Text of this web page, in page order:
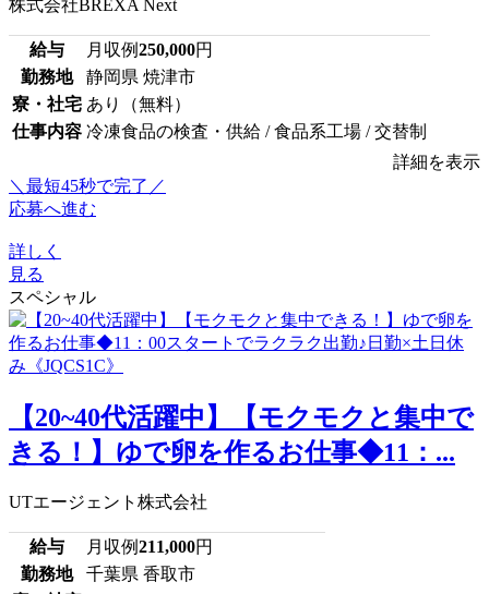
株式会社BREXA Next
給与 月収例250,000円
勤務地
静岡県 焼津市
寮・社宅 あり（無料）
仕事内容 冷凍食品の検査・供給 / 食品系工場 / 交替制
詳細を表示
＼最短45秒で完了／
応募へ進む
詳しく
見る
スペシャル
【20~40代活躍中】【モクモクと集中で
きる！】ゆで卵を作るお仕事◆11：...
UTエージェント株式会社
給与 月収例211,000円
勤務地
千葉県 香取市